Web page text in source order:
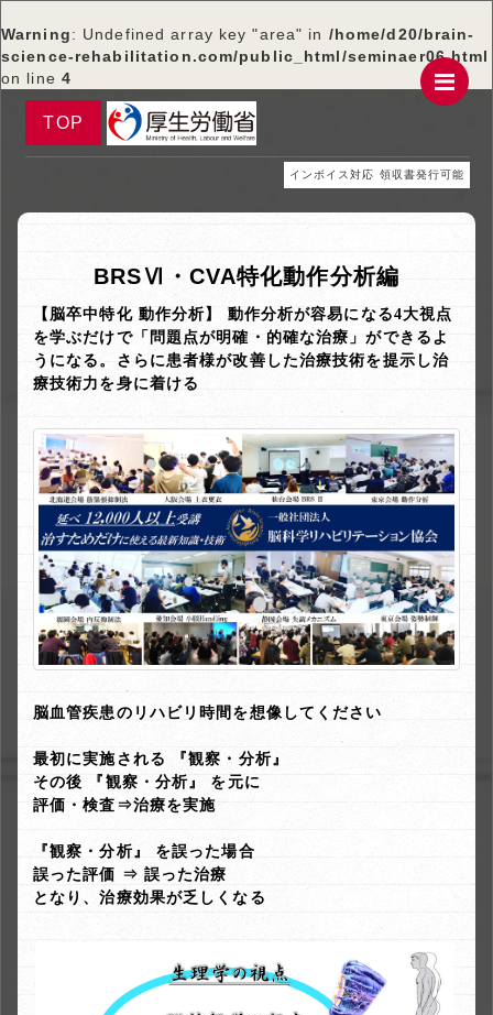
Warning: Undefined array key "area" in /home/d20/brain-
science-rehabilitation.com/public_html/seminaer06.html
on line 4
TOP
インボイス対応 領収書発行可能
BRSⅥ・CVA特化動作分析編
【脳卒中特化 動作分析】 動作分析が容易になる4大視点
を学ぶだけで「問題点が明確・的確な治療」ができるよ
うになる。さらに患者様が改善した治療技術を提示し治
療技術力を身に着ける
脳血管疾患のリハビリ時間を想像してください
最初に実施される 『観察・分析』
その後 『観察・分析』 を元に
評価・検査⇒治療を実施
『観察・分析』 を誤った場合
誤った評価 ⇒ 誤った治療
となり、治療効果が乏しくなる